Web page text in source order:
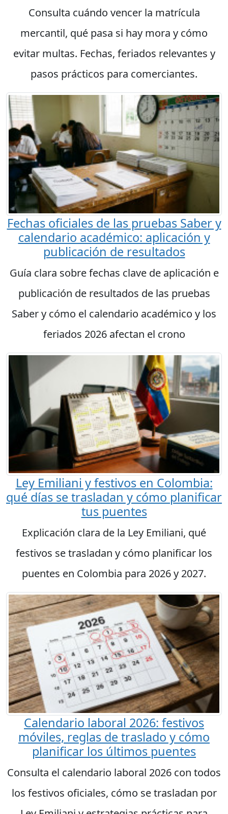
Consulta cuándo vencer la matrícula
mercantil, qué pasa si hay mora y cómo
evitar multas. Fechas, feriados relevantes y
pasos prácticos para comerciantes.
Fechas oficiales de las pruebas Saber y
calendario académico: aplicación y
publicación de resultados
Guía clara sobre fechas clave de aplicación e
publicación de resultados de las pruebas
Saber y cómo el calendario académico y los
feriados 2026 afectan el crono
Ley Emiliani y festivos en Colombia:
qué días se trasladan y cómo planificar
tus puentes
Explicación clara de la Ley Emiliani, qué
festivos se trasladan y cómo planificar los
puentes en Colombia para 2026 y 2027.
Calendario laboral 2026: festivos
móviles, reglas de traslado y cómo
planificar los últimos puentes
Consulta el calendario laboral 2026 con todos
los festivos oficiales, cómo se trasladan por